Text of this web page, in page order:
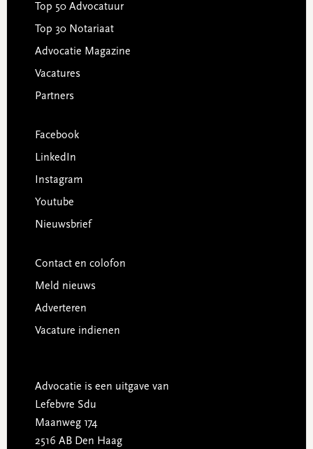
Top 50 Advocatuur
Top 30 Notariaat
Advocatie Magazine
Vacatures
Partners
Facebook
LinkedIn
Instagram
Youtube
Nieuwsbrief
Contact en colofon
Meld nieuws
Adverteren
Vacature indienen
Advocatie is een uitgave van
Lefebvre Sdu
Maanweg 174
2516 AB Den Haag